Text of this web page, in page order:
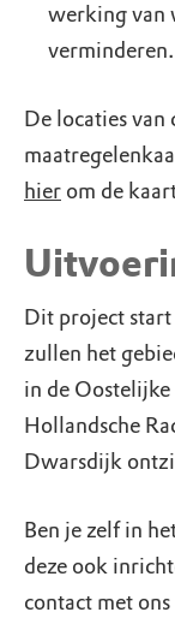
werking van
De locaties van
hier om de
Dit project
zullen het
in de
Hollandsche
Dwarsdijk
Ben je zelf in
deze ook
contact met